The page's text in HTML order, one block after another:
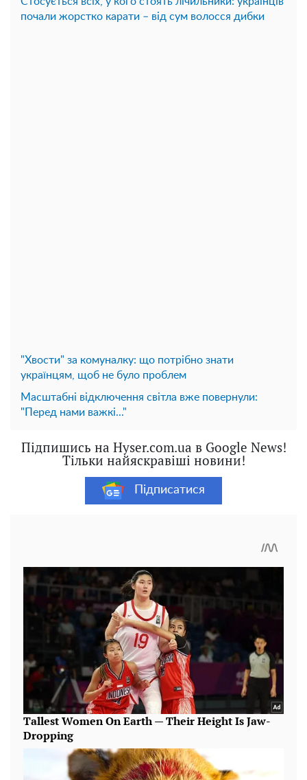
почали жорстко карати – від сум волосся дибки
"Хвости" за комуналку: що потрібно знати
українцям, щоб не було проблем
Масштабні відключення світла вже повернули:
"Перед нами важкі..."
Підпишись на Hyser.com.ua в Google News!
Тільки найяскравіші новини!
Підписатися